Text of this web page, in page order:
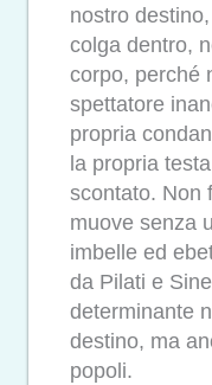
nostro
colga dentro,
corpo, perché
spettatore
propria
la propria
scontato. Non
muove senza
imbelle ed
da Pilati e
determinante
destino, ma
popoli.